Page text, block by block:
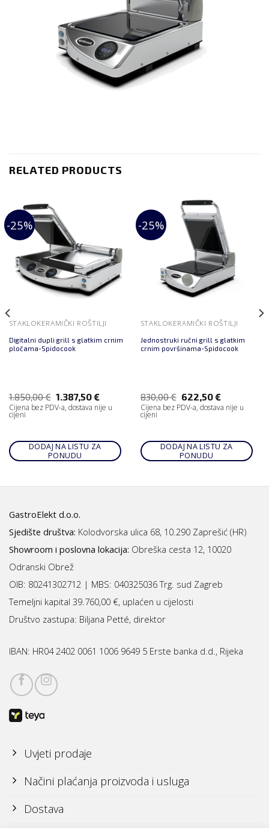
RELATED PRODUCTS
-25%
STAKLOKERAMIČKI ROŠTILJI
Digitalni dupli grill s glatkim crnim
pločama-Spidocook
1.850,00€ 1.387,50€
Cijena bez PDV-a, dostava nije u
cijeni
DODAJ NA LISTU ZA
PONUDU
-25%
STAKLOKERAMIČKI ROŠTILJI
Jednostruki ručni grill s glatkim
crnim površinama-Spidocook
830,00€ 622,50€
Cijena bez PDV-a, dostava nije u
cijeni
DODAJ NA LISTU ZA
PONUDU
GastroElekt d.o.o.
Sjedište društva: Kolodvorska ulica 68, 10.290 Zaprešić (HR)
Showroom i poslovna lokacija: Obreška cesta 12, 10020
Odranski Obrež
OIB: 80241302712 | MBS: 040325036 Trg. sud Zagreb
Temeljni kapital 39.760,00 €, uplaćen u cijelosti
Društvo zastupa: Biljana Petté, direktor
IBAN: HR04 2402 0061 1006 9649 5 Erste banka d.d., Rijeka
Uvjeti prodaje
Načini plaćanja proizvoda i usluga
Dostava